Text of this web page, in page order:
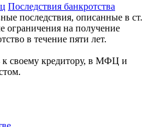
Последствия банкротства
последствия, описанные в ст.
на получение
в течение пяти лет.
к своему кредитору, в МФЦ и